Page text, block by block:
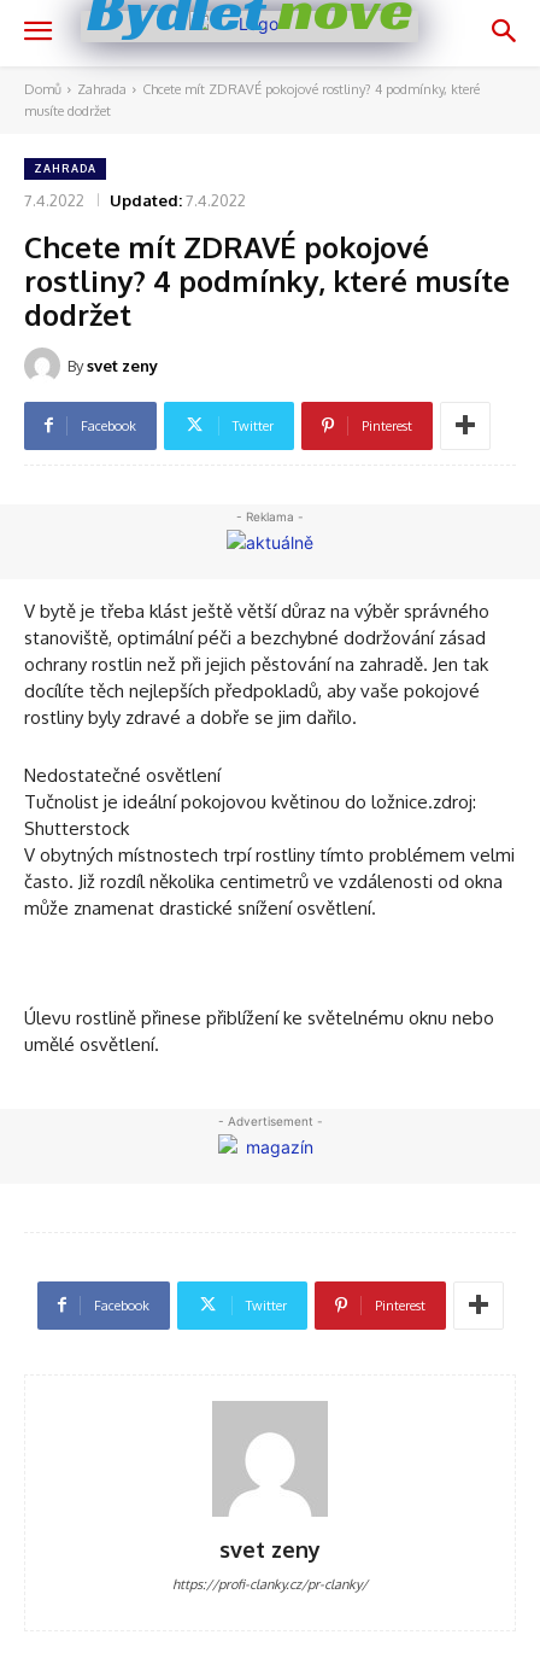
Domů Zahrada
Chcete mít ZDRAVÉ pokojové rostliny? 4 podmínky, které
musíte dodržet
ZAHRADA
7.4.2022 Updated:7.4.2022
Chcete mít ZDRAVÉ pokojové
rostliny? 4 podmínky, které musíte
dodržet
Bysvet zeny
Facebook Twitter Pinterest
- Reklama -
V bytě je třeba klást ještě větší důraz na výběr správného
stanoviště, optimální péči a bezchybné dodržování zásad
ochrany rostlin než při jejich pěstování na zahradě. Jen tak
docílíte těch nejlepších předpokladů, aby vaše pokojové
rostliny byly zdravé a dobře se jim dařilo.
Nedostatečné osvětlení
Tučnolist je ideální pokojovou květinou do ložnice.zdroj:
Shutterstock
V obytných místnostech trpí rostliny tímto problémem velmi
často. Již rozdíl několika centimetrů ve vzdálenosti od okna
může znamenat drastické snížení osvětlení.
Úlevu rostlině přinese přiblížení ke světelnému oknu nebo
umělé osvětlení.
- Advertisement -
Facebook Twitter Pinterest
svet zeny
https://profi-clanky.cz/pr-clanky/